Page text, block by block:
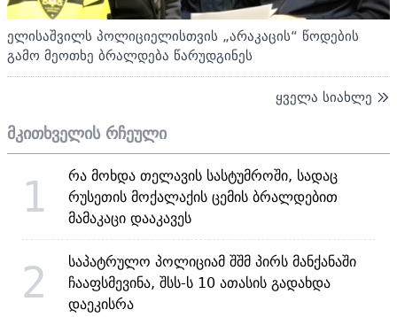
ელისაშვილს პოლიციელისთვის „არაკაცის“ წოდების
გამო მეოთხე ბრალდება წარუდგინეს
ყველა სიახლე
მკითხველის რჩეული
1
რა მოხდა თელავის სასტუმროში, სადაც
რუსეთის მოქალაქის ცემის ბრალდებით
მამაკაცი დააკავეს
2
საპატრულო პოლიციამ შშმ პირს მანქანაში
ჩააფსმევინა, შსს-ს 10 ათასის გადახდა
დაეკისრა